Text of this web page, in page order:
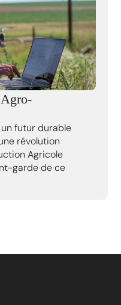
futur durable
révolution
Agricole
garde de ce